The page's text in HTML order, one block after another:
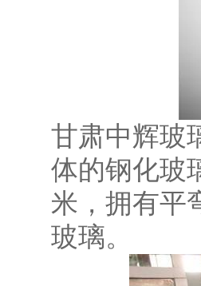
甘肃中辉玻
体的钢化玻
米，拥有平
玻璃。